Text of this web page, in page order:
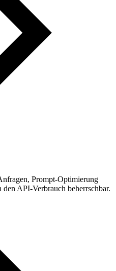
Prompt-Optimierung
API-Verbrauch beherrschbar.